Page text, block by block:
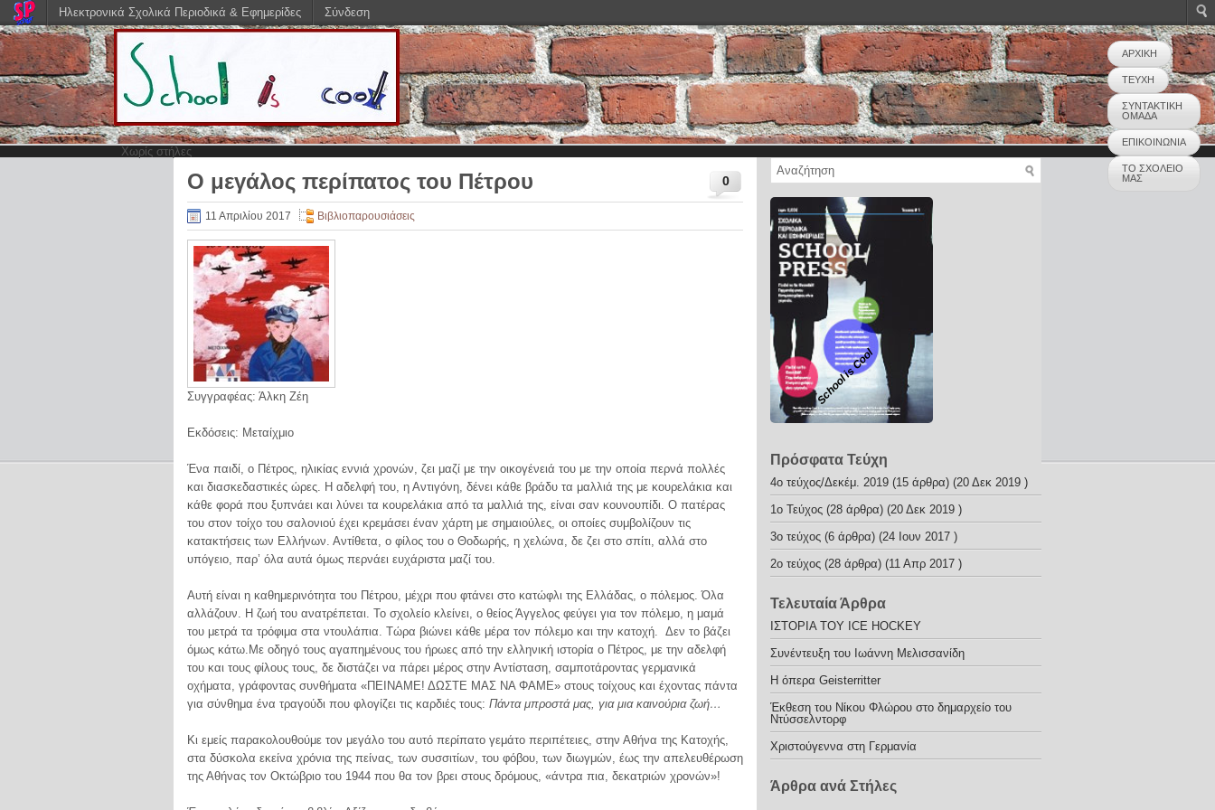
ΑΡΧΙΚΗ
ΤΕΥΧΗ
ΣΥΝΤΑΚΤΙΚΗ
ΟΜΑΔΑ
ΕΠΙΚΟΙΝΩΝΙΑ
ΤΟ ΣΧΟΛΕΙΟ
ΜΑΣ
Χωρίς στήλες
0
Ο μεγάλος περίπατος του Πέτρου
11 Απριλίου 2017 Βιβλιοπαρουσιάσεις
Συγγραφέας: Άλκη Ζέη
Εκδόσεις: Μεταίχμιο
Ένα παιδί, ο Πέτρος, ηλικίας εννιά χρονών, ζει μαζί με την οικογένειά του με την οποία περνά πολλές
και διασκεδαστικές ώρες. Η αδελφή του, η Αντιγόνη, δένει κάθε βράδυ τα μαλλιά της με κουρελάκια και
κάθε φορά που ξυπνάει και λύνει τα κουρελάκια από τα μαλλιά της, είναι σαν κουνουπίδι. Ο πατέρας
του στον τοίχο του σαλονιού έχει κρεμάσει έναν χάρτη με σημαιούλες, οι οποίες συμβολίζουν τις
κατακτήσεις των Ελλήνων. Αντίθετα, ο φίλος του ο Θοδωρής, η χελώνα, δε ζει στο σπίτι, αλλά στο
υπόγειο, παρ’ όλα αυτά όμως περνάει ευχάριστα μαζί του.
Αυτή είναι η καθημερινότητα του Πέτρου, μέχρι που φτάνει στο κατώφλι της Ελλάδας, ο πόλεμος. Όλα
αλλάζουν. Η ζωή του ανατρέπεται. Το σχολείο κλείνει, ο θείος Άγγελος φεύγει για τον πόλεμο, η μαμά
του μετρά τα τρόφιμα στα ντουλάπια. Τώρα βιώνει κάθε μέρα τον πόλεμο και την κατοχή. Δεν το βάζει
όμως κάτω.Με οδηγό τους αγαπημένους του ήρωες από την ελληνική ιστορία ο Πέτρος, με την αδελφή
του και τους φίλους τους, δε διστάζει να πάρει μέρος στην Αντίσταση, σαμποτάροντας γερμανικά
οχήματα, γράφοντας συνθήματα «ΠΕΙΝΑΜΕ! ΔΩΣΤΕ ΜΑΣ ΝΑ ΦΑΜΕ» στους τοίχους και έχοντας πάντα
για σύνθημα ένα τραγούδι που φλογίζει τις καρδιές τους: Πάντα μπροστά μας, για μια καινούρια ζωή…
Κι εμείς παρακολουθούμε τον μεγάλο του αυτό περίπατο γεμάτο περιπέτειες, στην Αθήνα της Κατοχής,
στα δύσκολα εκείνα χρόνια της πείνας, των συσσιτίων, του φόβου, των διωγμών, έως την απελευθέρωση
της Αθήνας τον Οκτώβριο του 1944 που θα τον βρει στους δρόμους, «άντρα πια, δεκατριών χρονών»!
School is Cool
Πρόσφατα Τεύχη
4o τεύχος/Δεκέμ. 2019 (15 άρθρα) (20 Δεκ 2019 )
1ο Τεύχος (28 άρθρα) (20 Δεκ 2019 )
3ο τεύχος (6 άρθρα) (24 Ιουν 2017 )
2o τεύχος (28 άρθρα) (11 Απρ 2017 )
Τελευταία Άρθρα
ΙΣΤΟΡΙΑ ΤΟΥ ICE HOCKEY
Συνέντευξη του Ιωάννη Μελισσανίδη
H όπερα Geisterritter
Έκθεση του Νίκου Φλώρου στο δημαρχείο του
Ντύσσελντορφ
Χριστούγεννα στη Γερμανία
Άρθρα ανά Στήλες
Ηλεκτρονικά Σχολικά Περιοδικά & Εφημερίδες Σύνδεση